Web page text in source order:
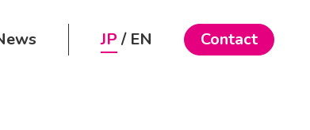
EN
JP Contact